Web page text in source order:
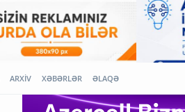
ARXİV XƏBƏRLƏR ƏLAQƏ